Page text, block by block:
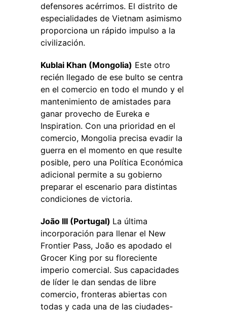
defensores acérrimos. El distrito de
especialidades de Vietnam asimismo
proporciona un rápido impulso a la
civilización.
Kublai Khan (Mongolia) Este otro
recién llegado de ese bulto se centra
en el comercio en todo el mundo y el
mantenimiento de amistades para
ganar provecho de Eureka e
Inspiration. Con una prioridad en el
comercio, Mongolia precisa evadir la
guerra en el momento en que resulte
posible, pero una Política Económica
adicional permite a su gobierno
preparar el escenario para distintas
condiciones de victoria.
João III (Portugal) La última
incorporación para llenar el New
Frontier Pass, João es apodado el
Grocer King por su floreciente
imperio comercial. Sus capacidades
de líder le dan sendas de libre
comercio, fronteras abiertas con
todas y cada una de las ciudades-